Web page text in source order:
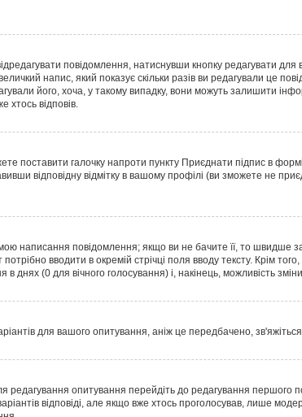
повідомлення, натиснувши кнопку редагувати для
напис, який показує скільки разів ви редагували це
його, хоча, у такому випадку, вони можуть залишити
хтось відповів.
поставити галочку напроти пункту Приєднати підписв
відповідну відмітку в вашому профілі (ви зможете не
написання повідомлення; якщо ви не бачите її, то швидше
вводити в окремій стрічці поля вводу тексту. Крім того,
(0 для вічного голосування) і, накінець, можливість
для вашого опитування, аніж це передбачено,
опитування перейдіть до редагування першого
відповіді, але якщо вже хтось проголосував, лише